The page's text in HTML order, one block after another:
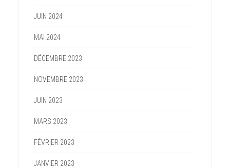
JUIN 2024
MAI 2024
DÉCEMBRE 2023
NOVEMBRE 2023
JUIN 2023
MARS 2023
FÉVRIER 2023
JANVIER 2023